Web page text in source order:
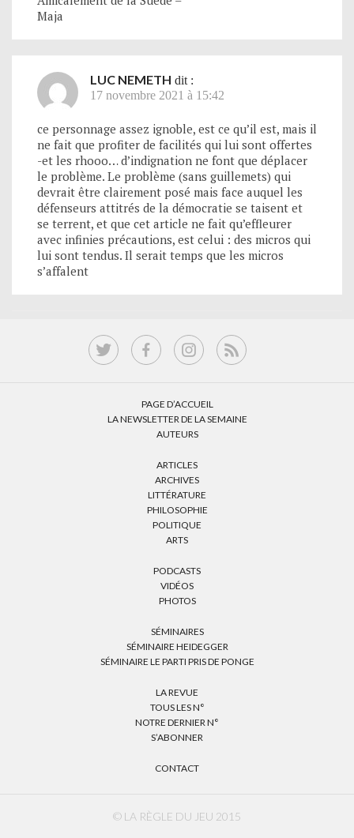
Maja
LUC NEMETH dit :
17 novembre 2021 à 15:42
ce personnage assez ignoble, est ce qu’il est, mais il
ne fait que profiter de facilités qui lui sont offertes
-et les rhooo… d’indignation ne font que déplacer
le problème. Le problème (sans guillemets) qui
devrait être clairement posé mais face auquel les
défenseurs attitrés de la démocratie se taisent et
se terrent, et que cet article ne fait qu’effleurer
avec infinies précautions, est celui : des micros qui
lui sont tendus. Il serait temps que les micros
s’affalent
PAGE D’ACCUEIL
LA NEWSLETTER DE LA SEMAINE
AUTEURS
ARTICLES
ARCHIVES
LITTÉRATURE
PHILOSOPHIE
POLITIQUE
ARTS
PODCASTS
VIDÉOS
PHOTOS
SÉMINAIRES
SÉMINAIRE HEIDEGGER
SÉMINAIRE LE PARTI PRIS DE PONGE
LA REVUE
TOUS LES N°
NOTRE DERNIER N°
S’ABONNER
CONTACT
© LA RÈGLE DU JEU 2015